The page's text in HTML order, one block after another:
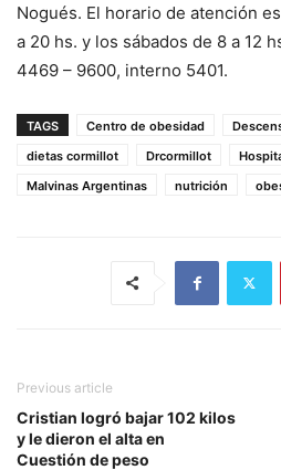
Nogués. El horario de atención
a 20 hs. y los sábados de 8 a 12
4469 – 9600, interno 5401.
TAGS Centro de obesidad
dietas cormillot
Drcormillot
Malvinas Argentinas
nutrición
Previous article
Cristian logró bajar 102 kilos
y le dieron el alta en
Cuestión de peso